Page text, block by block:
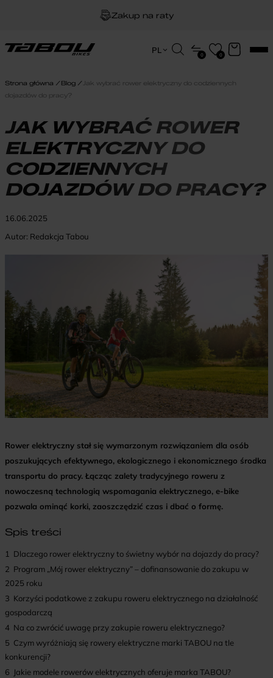
Zakup na raty
Dożywotnia gwarancja na ramę
PL
HU
Wyszukiwarka
produktów
0 0
Strona główna Blog
Jak wybrać rower elektryczny do codziennych
dojazdów do pracy?
JAK WYBRAĆ ROWER
ELEKTRYCZNY DO
CODZIENNYCH
DOJAZDÓW DO PRACY?
16.06.2025
Autor: Redakcja Tabou
Rower elektryczny stał się wymarzonym rozwiązaniem dla osób
poszukujących efektywnego, ekologicznego i ekonomicznego środka
transportu do pracy. Łącząc zalety tradycyjnego roweru z
nowoczesną technologią wspomagania elektrycznego, e-bike
pozwala ominąć korki, zaoszczędzić czas i dbać o formę.
Spis treści
1
Dlaczego rower elektryczny to świetny wybór na dojazdy do pracy?
2 Program „Mój rower elektryczny” – dofinansowanie do zakupu w
2025 roku
3 Korzyści podatkowe z zakupu roweru elektrycznego na działalność
gospodarczą
4 Na co zwrócić uwagę przy zakupie roweru elektrycznego?
5 Czym wyróżniają się rowery elektryczne marki TABOU na tle
konkurencji?
6 Jakie modele rowerów elektrycznych oferuje marka TABOU?